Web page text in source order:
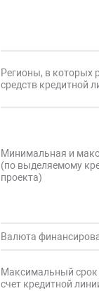
Регионы, в которых
средств кредитной
Минимальная и
(по выделяемому
проекта)
Валюта
Максимальный срок
счет кредитной